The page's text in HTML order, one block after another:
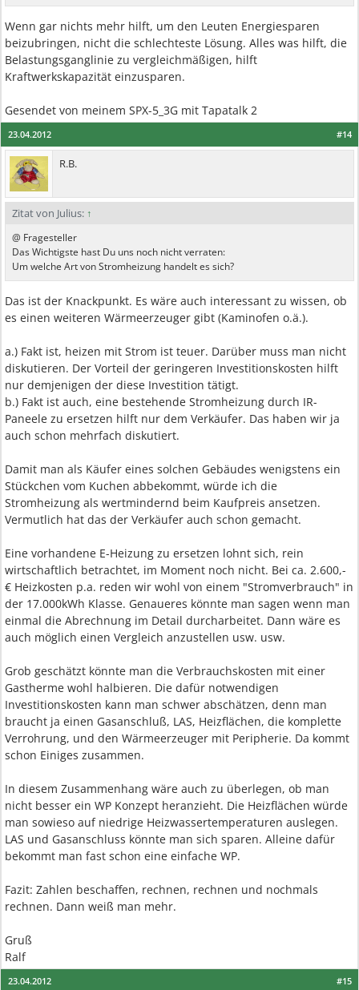
Wenn gar nichts mehr hilft, um den Leuten Energiesparen
beizubringen, nicht die schlechteste Lösung. Alles was hilft, die
Belastungsganglinie zu vergleichmäßigen, hilft
Kraftwerkskapazität einzusparen.
Gesendet von meinem SPX-5_3G mit Tapatalk 2
#14
23.04.2012
R.B.
Zitat von Julius: ↑
@ Fragesteller
Das Wichtigste hast Du uns noch nicht verraten:
Um welche Art von Stromheizung handelt es sich?
Das ist der Knackpunkt. Es wäre auch interessant zu wissen, ob
es einen weiteren Wärmeerzeuger gibt (Kaminofen o.ä.).
a.) Fakt ist, heizen mit Strom ist teuer. Darüber muss man nicht
diskutieren. Der Vorteil der geringeren Investitionskosten hilft
nur demjenigen der diese Investition tätigt.
b.) Fakt ist auch, eine bestehende Stromheizung durch IR-
Paneele zu ersetzen hilft nur dem Verkäufer. Das haben wir ja
auch schon mehrfach diskutiert.
Damit man als Käufer eines solchen Gebäudes wenigstens ein
Stückchen vom Kuchen abbekommt, würde ich die
Stromheizung als wertmindernd beim Kaufpreis ansetzen.
Vermutlich hat das der Verkäufer auch schon gemacht.
Eine vorhandene E-Heizung zu ersetzen lohnt sich, rein
wirtschaftlich betrachtet, im Moment noch nicht. Bei ca. 2.600,-
€ Heizkosten p.a. reden wir wohl von einem "Stromverbrauch" in
der 17.000kWh Klasse. Genaueres könnte man sagen wenn man
einmal die Abrechnung im Detail durcharbeitet. Dann wäre es
auch möglich einen Vergleich anzustellen usw. usw.
Grob geschätzt könnte man die Verbrauchskosten mit einer
Gastherme wohl halbieren. Die dafür notwendigen
Investitionskosten kann man schwer abschätzen, denn man
braucht ja einen Gasanschluß, LAS, Heizflächen, die komplette
Verrohrung, und den Wärmeerzeuger mit Peripherie. Da kommt
schon Einiges zusammen.
In diesem Zusammenhang wäre auch zu überlegen, ob man
nicht besser ein WP Konzept heranzieht. Die Heizflächen würde
man sowieso auf niedrige Heizwassertemperaturen auslegen.
LAS und Gasanschluss könnte man sich sparen. Alleine dafür
bekommt man fast schon eine einfache WP.
Fazit: Zahlen beschaffen, rechnen, rechnen und nochmals
rechnen. Dann weiß man mehr.
Gruß
Ralf
#15
23.04.2012